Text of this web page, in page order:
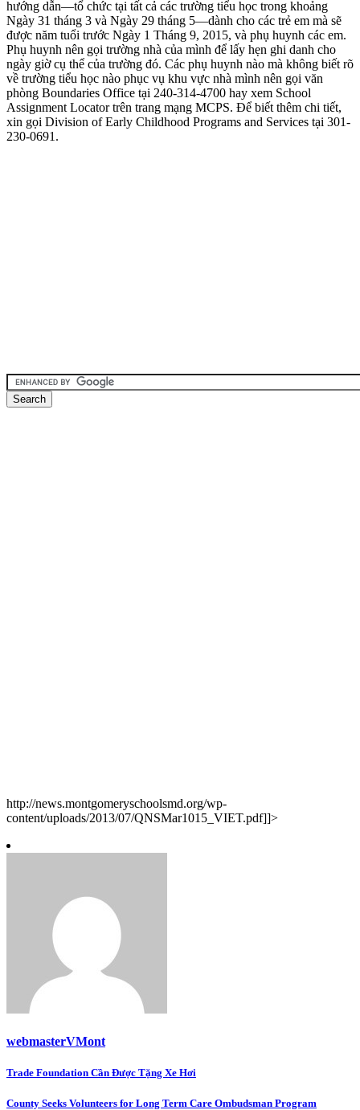
hướng dẫn—tổ chức tại tất cả các trường tiểu học trong khoảng
Ngày 31 tháng 3 và Ngày 29 tháng 5—dành cho các trẻ em mà sẽ
được năm tuổi trước Ngày 1 Tháng 9, 2015, và phụ huynh các em.
Phụ huynh nên gọi trường nhà của mình để lấy hẹn ghi danh cho
ngày giờ cụ thể của trường đó. Các phụ huynh nào mà không biết rõ
về trường tiểu học nào phục vụ khu vực nhà mình nên gọi văn
phòng Boundaries Office tại 240-314-4700 hay xem School
Assignment Locator trên trang mạng MCPS. Để biết thêm chi tiết,
xin gọi Division of Early Childhood Programs and Services tại 301-
230-0691.
http://news.montgomeryschoolsmd.org/wp-
content/uploads/2013/07/QNSMar1015_VIET.pdf]]>
webmasterVMont
Post
navigation
Trade Foundation Cần Được Tặng Xe Hơi
County Seeks Volunteers for Long Term Care Ombudsman Program